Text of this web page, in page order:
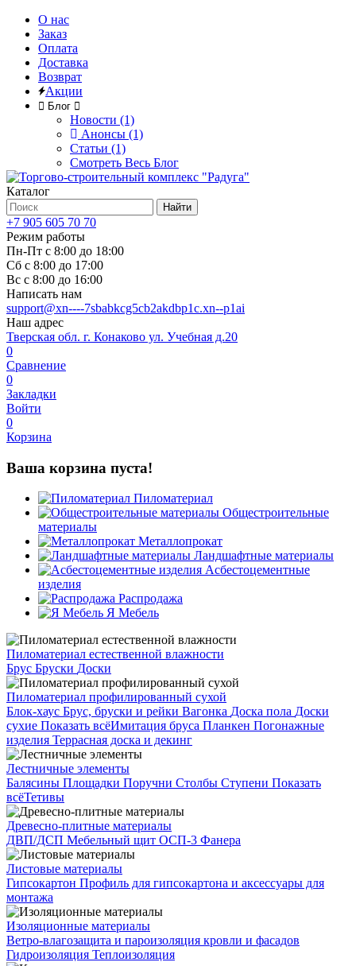
О нас
Заказ
Оплата
Доставка
Возврат
Акции
Блог
Новости (1)
Анонсы (1)
Статьи (1)
Смотреть Весь Блог
Каталог
Найти
+7 905 605 70 70
Режим работы
Пн-Пт с 8:00 до 18:00
Сб с 8:00 до 17:00
Вс с 8:00 до 16:00
Написать нам
support@xn----7sbabkcg5cb2akdbp1c.xn--p1ai
Наш адрес
Тверская обл. г. Конаково ул. Учебная д.20
0
Сравнение
0
Закладки
Войти
0
Корзина
Ваша корзина пуста!
Пиломатериал
Общестроительные
материалы
Металлопрокат
Ландшафтные материалы
Асбестоцементные
изделия
Распродажа
Я Мебель
Пиломатериал естественной влажности
Брус Бруски Доски
Пиломатериал профилированный сухой
Блок-хаус Брус, бруски и рейки Вагонка Доска пола Доски
сухие Показать всёИмитация бруса Планкен Погонажные
изделия Террасная доска и декинг
Лестничные элементы
Балясины Площадки Поручни Столбы Ступени Показать
всёТетивы
Древесно-плитные материалы
ДВП/ДСП Мебельный щит ОСП-3 Фанера
Листовые материалы
Гипсокартон Профиль для гипсокартона и аксессуары для
монтажа
Изоляционные материалы
Ветро-влагозащита и пароизоляция кровли и фасадов
Гидроизоляция Теплоизоляция